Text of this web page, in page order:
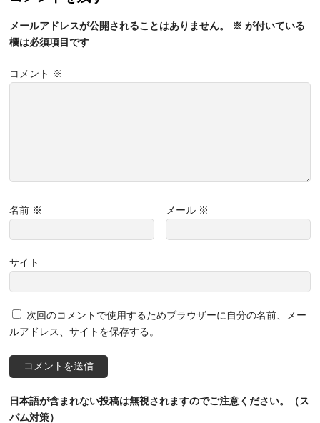
メールアドレスが公開されることはありません。 ※ が付いている
欄は必須項目です
コメント ※
名前 ※ メール ※
サイト
次回のコメントで使用するためブラウザーに自分の名前、メー
ルアドレス、サイトを保存する。
日本語が含まれない投稿は無視されますのでご注意ください。（ス
パム対策）